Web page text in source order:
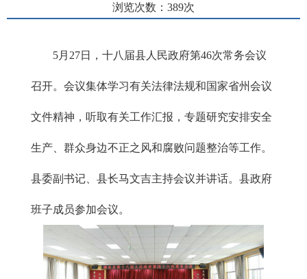
浏览次数： 389次
5月27日，十八届县人民政府第46次常务会议
召开。会议集体学习有关法律法规和国家省州会议
文件精神，听取有关工作汇报，专题研究安排安全
生产、群众身边不正之风和腐败问题整治等工作。
县委副书记、县长马文吉主持会议并讲话。县政府
班子成员参加会议。